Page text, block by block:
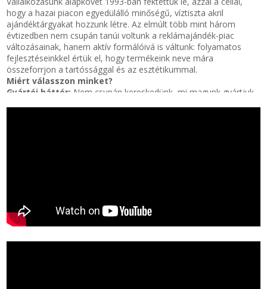
hogy a hazai piacon egyedülálló minőségű, víztiszta akril
ajándéktárgyakat hozzunk létre. Az elmúlt több mint három
évtizedben nem csupán tanúi voltunk a reklámajándék-piac
változásainak, hanem aktív formálóivá is váltunk: folyamatos
fejlesztéseinkkel értük el, hogy termékeink neve mára
összeforrjon a tartóssággal és az esztétikummal.
Miért válasszon minket?
Gyártói háttér: Nem csupán kereskedünk, mi magunk gyártjuk
Magyar szaktudás:
Büszkék vagyunk rá, hogy 1993 óta hazai
munkaerővel és szakértelemmel szolgáljuk ki partnereinket,
legyen szó egyedi megrendelésről vagy nagykereskedelmi
mennyiségről.